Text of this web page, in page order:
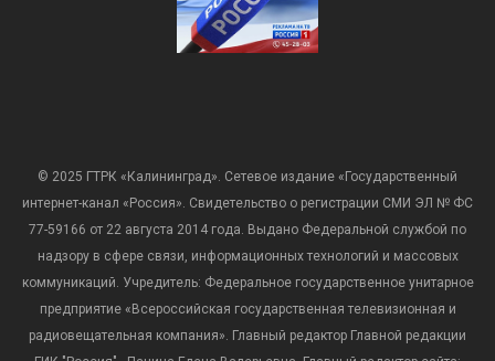
© 2025 ГТРК «Калининград». Сетевое издание «Государственный
интернет-канал «Россия». Свидетельство о регистрации СМИ ЭЛ № ФС
77-59166 от 22 августа 2014 года. Выдано Федеральной службой по
надзору в сфере связи, информационных технологий и массовых
коммуникаций. Учредитель: Федеральное государственное унитарное
предприятие «Всероссийская государственная телевизионная и
радиовещательная компания». Главный редактор Главной редакции